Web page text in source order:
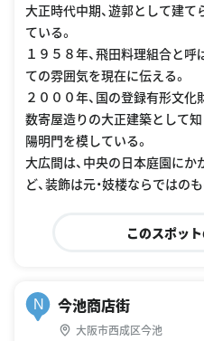
大正時代中期、遊郭として建
ている。
１９５８年、飛田料理組合と
ての雰囲気を現在に伝える。
２０００年、国の登録有形文化
数寄屋造りの大正建築として知
陽明門を模している。
大広間は、中央の日本庭園に
ど、装飾は元・妓楼ならではのも
このスポッ
N 今池商店街
大阪市西成区今池